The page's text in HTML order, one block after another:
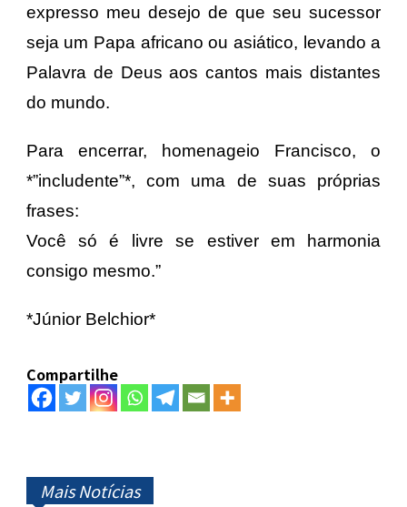
expresso meu desejo de que seu sucessor
seja um Papa africano ou asiático, levando a
Palavra de Deus aos cantos mais distantes
do mundo.
Para encerrar, homenageio Francisco, o
*”includente”*, com uma de suas próprias
frases:
Você só é livre se estiver em harmonia
consigo mesmo.”
*Júnior Belchior*
Compartilhe
Mais Notícias